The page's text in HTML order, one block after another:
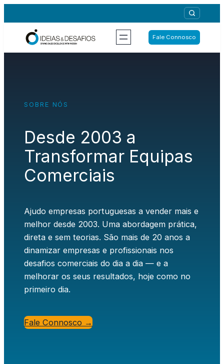
para
Fale Connosco
SOBRE NÓS
Desde 2003 a
Transformar Equipas
Comerciais
Ajudo empresas portuguesas a vender mais e
melhor desde 2003. Uma abordagem prática,
direta e sem teorias. São mais de 20 anos a
dinamizar empresas e profissionais nos
desafios comerciais do dia a dia — e a
melhorar os seus resultados, hoje como no
primeiro dia.
Fale Connosco →